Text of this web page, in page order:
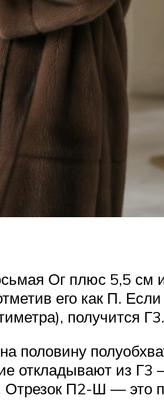
Ог плюс 5,5 см
его как П.
получится
половину
откладывают из
П2-Ш — это